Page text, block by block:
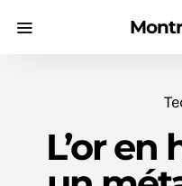
L’or en